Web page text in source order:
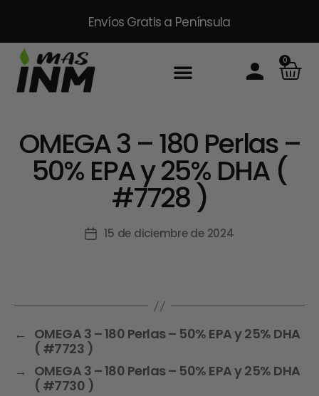
Envíos Gratis a Península
0
OMEGA 3 – 180 Perlas –
50% EPA y 25% DHA (
#7728 )
15 de diciembre de 2024
← OMEGA 3 – 180 Perlas – 50% EPA y 25% DHA
( #7723 )
→ OMEGA 3 – 180 Perlas – 50% EPA y 25% DHA
( #7730 )